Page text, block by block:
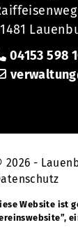
04153 598
2026 -
Website ist
,